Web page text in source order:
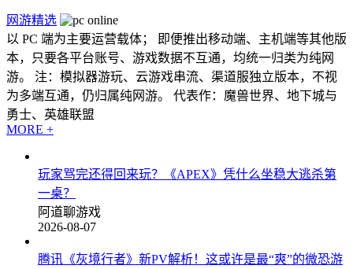
网游精选
以 PC 端为主要运营载体； 即便推出移动端、主机端等其他版
本，只要各平台账号、游戏数据不互通，均统一归类为纯网
游。 注：模拟器游玩、云游戏串流、渠道服独立版本，不视
为多端互通，仍归属纯网游。 代表作：魔兽世界、地下城与
勇士、英雄联盟
MORE +
玩家骂完还得回来玩？《APEX》凭什么坐稳大逃杀第
一桌？
阿道聊游戏
2026-08-07
腾讯《灰境行者》新PV解析！这或许是最“爽”的微恐游